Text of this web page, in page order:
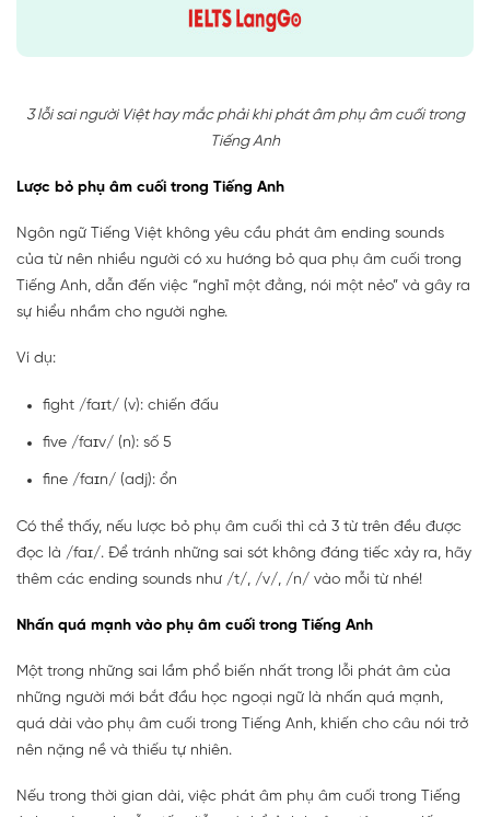
3 lỗi sai người Việt hay mắc phải khi phát âm phụ âm cuối trong
Tiếng Anh
Lược bỏ phụ âm cuối trong Tiếng Anh
Ngôn ngữ Tiếng Việt không yêu cầu phát âm ending sounds
của từ nên nhiều người có xu hướng bỏ qua phụ âm cuối trong
Tiếng Anh, dẫn đến việc “nghĩ một đằng, nói một nẻo” và gây ra
sự hiểu nhầm cho người nghe.
Ví dụ:
fight /faɪt/ (v): chiến đấu
five /faɪv/ (n): số 5
fine /faɪn/ (adj): ổn
Có thể thấy, nếu lược bỏ phụ âm cuối thì cả 3 từ trên đều được
đọc là /faɪ/. Để tránh những sai sót không đáng tiếc xảy ra, hãy
thêm các ending sounds như /t/, /v/, /n/ vào mỗi từ nhé!
Nhấn quá mạnh vào phụ âm cuối trong Tiếng Anh
Một trong những sai lầm phổ biến nhất trong lỗi phát âm của
những người mới bắt đầu học ngoại ngữ là nhấn quá mạnh,
quá dài vào phụ âm cuối trong Tiếng Anh, khiến cho câu nói trở
nên nặng nề và thiếu tự nhiên.
Nếu trong thời gian dài, việc phát âm phụ âm cuối trong Tiếng